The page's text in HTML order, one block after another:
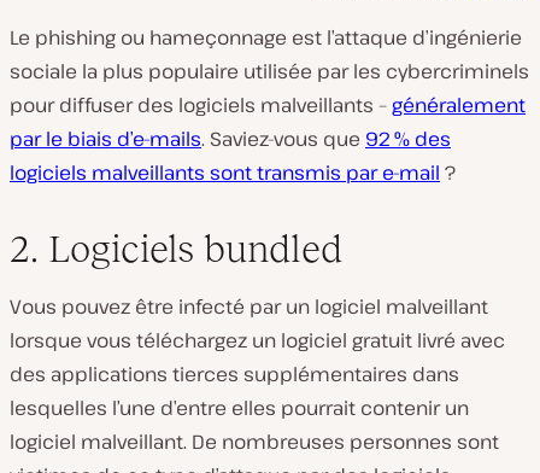
Le phishing ou hameçonnage est l’attaque d’ingénierie
sociale la plus populaire utilisée par les cybercriminels
pour diffuser des logiciels malveillants –généralement
par le biais d’e-mails. Saviez-vous que 92 % des
logiciels malveillants sont transmis par e-mail ?
2. Logiciels bundled
Vous pouvez être infecté par un logiciel malveillant
lorsque vous téléchargez un logiciel gratuit livré avec
des applications tierces supplémentaires dans
lesquelles l’une d’entre elles pourrait contenir un
logiciel malveillant. De nombreuses personnes sont